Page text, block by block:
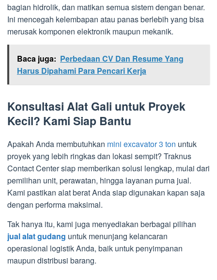
bagian hidrolik, dan matikan semua sistem dengan benar.
Ini mencegah kelembapan atau panas berlebih yang bisa
merusak komponen elektronik maupun mekanik.
Baca juga: Perbedaan CV Dan Resume Yang
Harus Dipahami Para Pencari Kerja
Konsultasi Alat Gali untuk Proyek
Kecil? Kami Siap Bantu
Apakah Anda membutuhkan mini excavator 3 ton untuk
proyek yang lebih ringkas dan lokasi sempit? Traknus
Contact Center siap memberikan solusi lengkap, mulai dari
pemilihan unit, perawatan, hingga layanan purna jual.
Kami pastikan alat berat Anda siap digunakan kapan saja
dengan performa maksimal.
Tak hanya itu, kami juga menyediakan berbagai pilihan
jual alat gudang untuk menunjang kelancaran
operasional logistik Anda, baik untuk penyimpanan
maupun distribusi barang.